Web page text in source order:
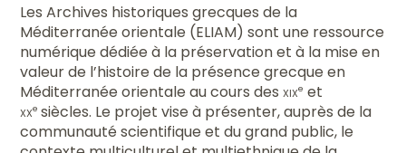
Les Archives historiques grecques de la
Méditerranée orientale (ELIAM) sont une ressource
numérique dédiée à la préservation et à la mise en
valeur de l’histoire de la présence grecque en
Méditerranée orientale au cours desxixe et
xxe siècles. Le projet vise à présenter, auprès de la
communauté scientifique et du grand public, le